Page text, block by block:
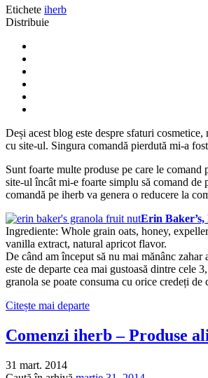
Etichete iherb
Distribuie
Deși acest blog este despre sfaturi
cu site-ul. Singura comandă pierdută mi-a
Sunt foarte multe produse pe care le
site-ul încât mi-e foarte simplu să comand
comandă pe iherb va genera o reducere la
Erin
Ingrediente: Whole grain oats, honey,
vanilla extract, natural apricot flavor.
De când am început să nu mai mănânc
este de departe cea mai gustoasă dintre cele
granola se poate consuma cu orice credeți
Citește mai departe
Comenzi iherb – Produse
31 mart. 2014